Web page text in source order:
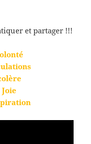
et partager !!!